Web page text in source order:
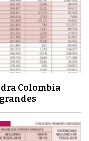
Colombia
grandes